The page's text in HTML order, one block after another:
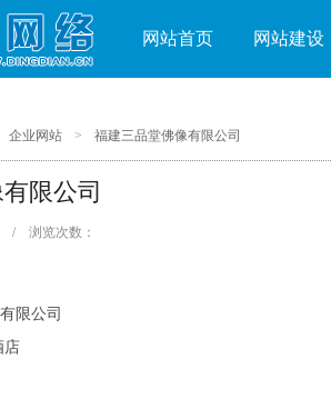
网站首页 网站建设
企业网站 > 福建三品堂佛像有限公司
限公司
/ 浏览次数：
限公司
店